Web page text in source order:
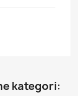
kategori: